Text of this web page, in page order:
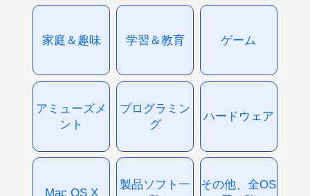
家庭＆趣味 学習＆教育 ゲーム
アミューズメ
ント
プログラミン
グ
ハードウェア
Mac OS X
製品ソフト一
その他、全OS